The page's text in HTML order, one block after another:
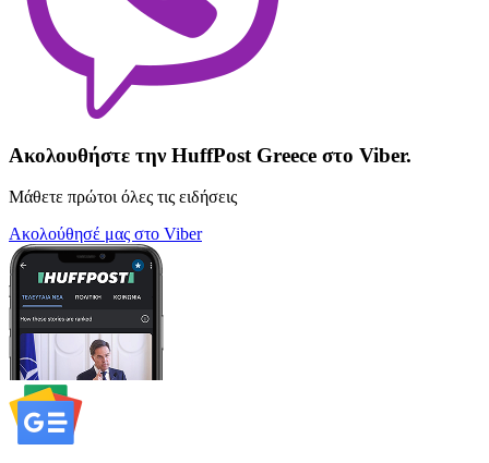
Ακολουθήστε την HuffPost Greece στο Viber.
Μάθετε πρώτοι όλες τις ειδήσεις
Ακολούθησέ μας στο Viber